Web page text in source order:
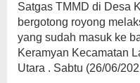
Satgas TMMD di Desa
bergotong royong
yang sudah masuk ke
Keramyan Kecamatan
Utara . Sabtu (26/06/